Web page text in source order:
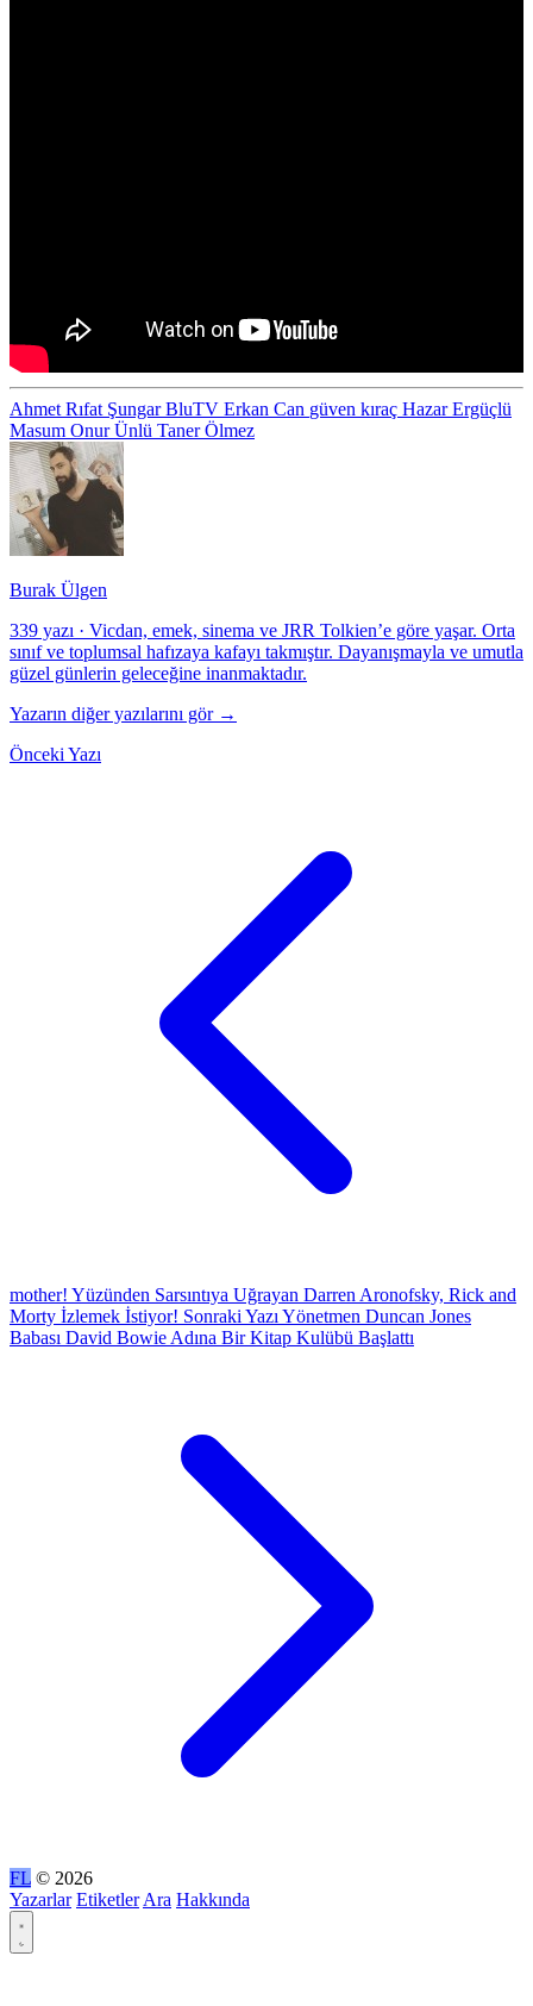
Ahmet Rıfat ŞungarBluTV Erkan Can güven kıraç Hazar Ergüçlü
Masum Onur Ünlü Taner Ölmez
Burak Ülgen
339 yazı · Vicdan, emek, sinema ve JRR Tolkien’e göre yaşar. Orta
sınıf ve toplumsal hafızaya kafayı takmıştır. Dayanışmayla ve umutla
güzel günlerin geleceğine inanmaktadır.
Yazarın diğer yazılarını gör →
Önceki Yazı
mother! Yüzünden Sarsıntıya Uğrayan Darren Aronofsky, Rick and
Morty İzlemek İstiyor! Sonraki Yazı Yönetmen Duncan Jones
Babası David Bowie Adına Bir Kitap Kulübü Başlattı
FL © 2026
Yazarlar Etiketler Ara Hakkında